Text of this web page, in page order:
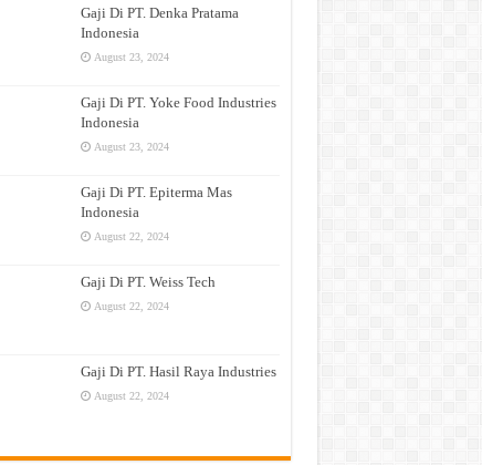
Gaji Di PT. Denka Pratama
Indonesia
August 23, 2024
Gaji Di PT. Yoke Food Industries
Indonesia
August 23, 2024
Gaji Di PT. Epiterma Mas
Indonesia
August 22, 2024
Gaji Di PT. Weiss Tech
August 22, 2024
Gaji Di PT. Hasil Raya Industries
August 22, 2024